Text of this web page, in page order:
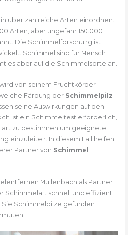
über zahlreiche Arten einordnen.
Arten, aber ungefähr 150.000
Die Schimmelforschung ist
Schimmel sind für Mensch
es aber auf die Schimmelsorte an.
von seinem Fruchtkörper
Färbung der Schimmelpilz
seine Auswirkungen auf den
ist ein Schimmeltest erforderlich,
zu bestimmen um geeignete
einzuleiten. In diesem Fall helfen
Partner von Schimmel
Müllenbach als Partner
Schimmelart schnell und effizient
Sie Schimmelpilze gefunden